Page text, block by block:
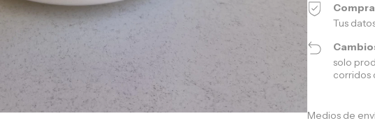
Tus
solo
corridos
Entregas para el
Medios de